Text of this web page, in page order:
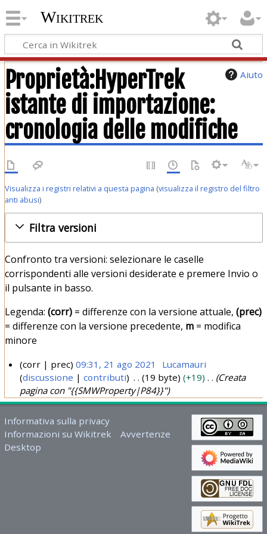
Wikitrek
Aiuto
Proprietà:HyperTrek
istante di importazione:
cronologia delle modifiche
Visualizza i registri relativi a questa pagina (visualizza il registro del filtro
anti abusi)
Filtra versioni
Confronto tra versioni: selezionare le caselle
corrispondenti alle versioni desiderate e premere Invio o
il pulsante in basso.
Legenda: (corr)= differenze con la versione attuale, (prec)
= differenze con la versione precedente, m= modifica
minore
1
g
o
2
corr prec 09:31, 21 ago 2021
Lucamauri
discussione
contributi 19 byte +19
Creata
pagina con "{{SMWProperty|P84}}"
Informativa sulla privacy
Informazioni su Wikitrek
Avvertenze
Desktop